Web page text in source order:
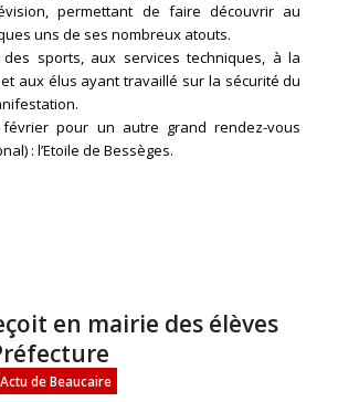
permettant de faire découvrir au
uns de ses nombreux atouts.
sports, aux services techniques, à la
aux élus ayant travaillé sur la sécurité du
février pour un autre grand rendez-vous
: l’Etoile de Bessèges.
en mairie des élèves
de Beaucaire